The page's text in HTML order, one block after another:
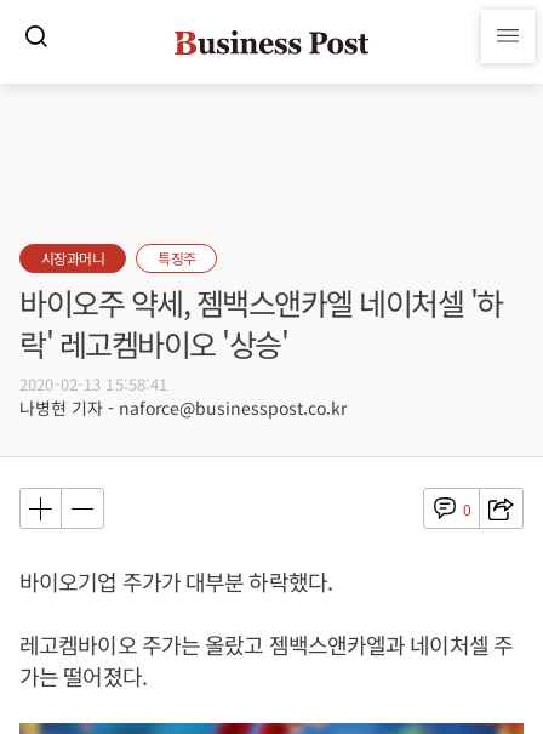
시장과머니 특징주
바이오주 약세, 젬백스앤카엘 네이처셀 '하
락' 레고켐바이오 '상승'
2020-02-13 15:58:41
나병현 기자 - naforce@businesspost.co.kr
0
바이오기업 주가가 대부분 하락했다.
레고켐바이오 주가는 올랐고 젬백스앤카엘과 네이처셀 주
가는 떨어졌다.